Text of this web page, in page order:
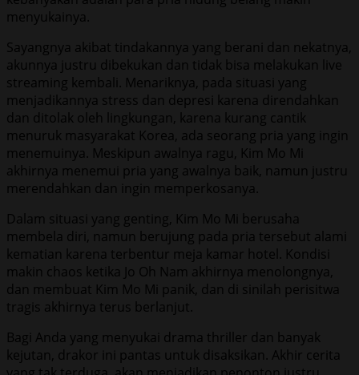
menyukainya.
Sayangnya akibat tindakannya yang berani dan nekatnya,
akunnya justru dibekukan dan tidak bisa melakukan live
streaming kembali. Menariknya, pada situasi yang
menjadikannya stress dan depresi karena direndahkan
dan ditolak oleh lingkungan, karena kurang cantik
menuruk masyarakat Korea, ada seorang pria yang ingin
menemuinya. Meskipun awalnya ragu, Kim Mo Mi
akhirnya menemui pria yang awalnya baik, namun justru
merendahkan dan ingin memperkosanya.
Dalam situasi yang genting, Kim Mo Mi berusaha
membela diri, namun berujung pada pria tersebut alami
kematian karena terbentur meja kamar hotel. Kondisi
makin chaos ketika Jo Oh Nam akhirnya menolongnya,
dan membuat Kim Mo Mi panik, dan di sinilah perisitwa
tragis akhirnya terus berlanjut.
Bagi Anda yang menyukai drama thriller dan banyak
kejutan, drakor ini pantas untuk disaksikan. Akhir cerita